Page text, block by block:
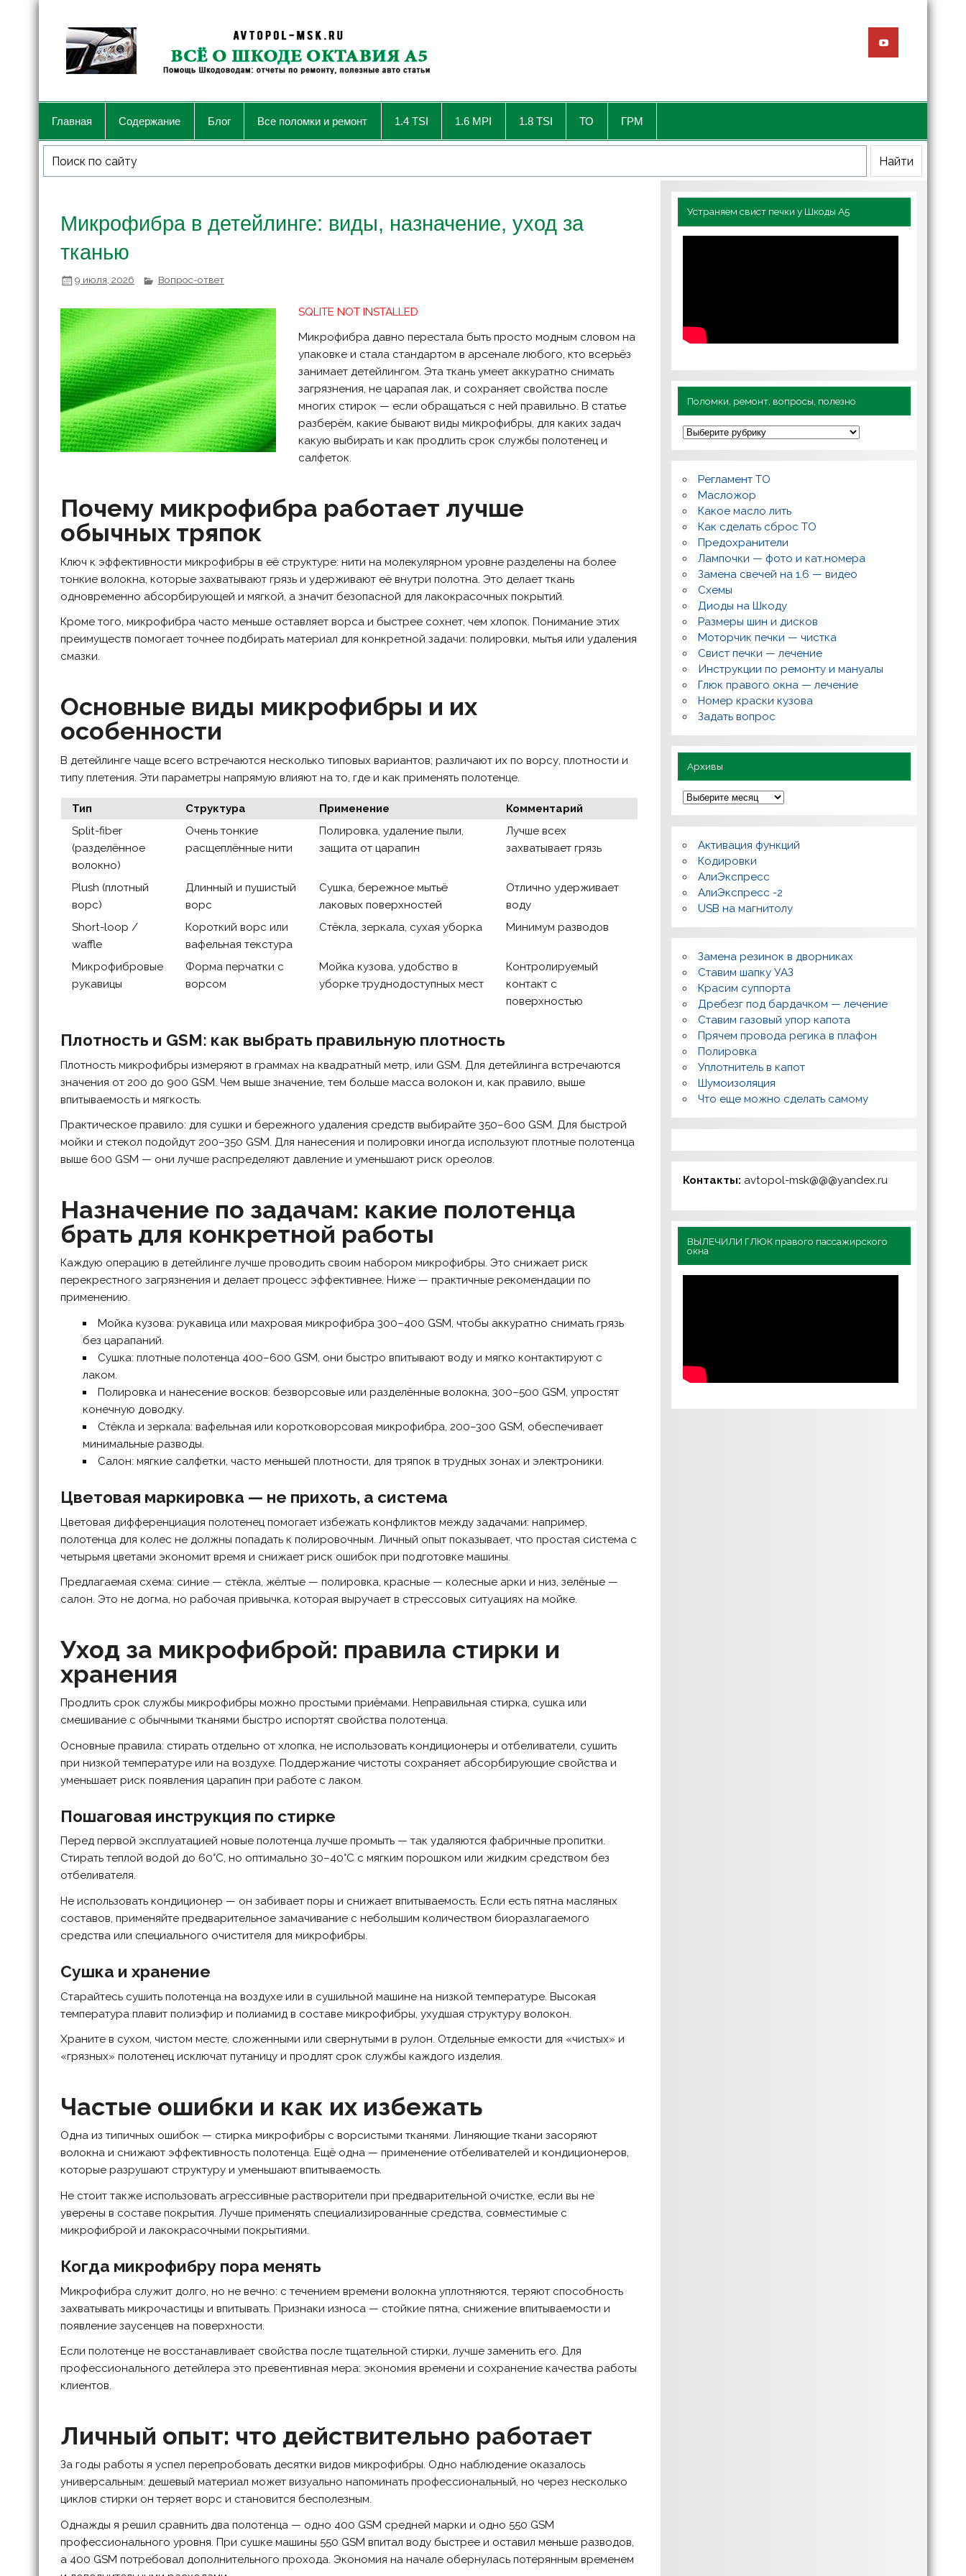
Главная Содержание Блог Все поломки и ремонт 1.4 TSI 1.6 MPI 1.8 TSI ТО ГРМ
Микрофибра в детейлинге: виды, назначение, уход за
тканью
9 июля, 2026 Вопрос-ответ
SQLITE NOT INSTALLED
Микрофибра давно перестала быть просто модным словом на
упаковке и стала стандартом в арсенале любого, кто всерьёз
занимает детейлингом. Эта ткань умеет аккуратно снимать
загрязнения, не царапая лак, и сохраняет свойства после
многих стирок — если обращаться с ней правильно. В статье
разберём, какие бывают виды микрофибры, для каких задач
какую выбирать и как продлить срок службы полотенец и
салфеток.
Почему микрофибра работает лучше
обычных тряпок
Ключ к эффективности микрофибры в её структуре: нити на молекулярном уровне разделены на более
тонкие волокна, которые захватывают грязь и удерживают её внутри полотна. Это делает ткань
одновременно абсорбирующей и мягкой, а значит безопасной для лакокрасочных покрытий.
Кроме того, микрофибра часто меньше оставляет ворса и быстрее сохнет, чем хлопок. Понимание этих
преимуществ помогает точнее подбирать материал для конкретной задачи: полировки, мытья или удаления
смазки.
Основные виды микрофибры и их
особенности
В детейлинге чаще всего встречаются несколько типовых вариантов; различают их по ворсу, плотности и
типу плетения. Эти параметры напрямую влияют на то, где и как применять полотенце.
Тип Структура Применение
Комментарий
Split-fiber
(разделённое
волокно)
Очень тонкие
расщеплённые нити
Полировка, удаление пыли,
защита от царапин
Лучше всех
захватывает грязь
Plush (плотный
ворс)
Длинный и пушистый
ворс
Сушка, бережное мытьё
лаковых поверхностей
Отлично удерживает
воду
Short-loop /
waffle
Короткий ворс или
вафельная текстура
Стёкла, зеркала, сухая уборка Минимум разводов
Микрофибровые
рукавицы
Форма перчатки с
ворсом
Мойка кузова, удобство в
уборке труднодоступных мест
Контролируемый
контакт с
поверхностью
Плотность и GSM: как выбрать правильную плотность
Плотность микрофибры измеряют в граммах на квадратный метр, или GSM. Для детейлинга встречаются
значения от 200 до 900 GSM. Чем выше значение, тем больше масса волокон и, как правило, выше
впитываемость и мягкость.
Практическое правило: для сушки и бережного удаления средств выбирайте 350–600 GSM. Для быстрой
мойки и стекол подойдут 200–350 GSM. Для нанесения и полировки иногда используют плотные полотенца
выше 600 GSM — они лучше распределяют давление и уменьшают риск ореолов.
Назначение по задачам: какие полотенца
брать для конкретной работы
Каждую операцию в детейлинге лучше проводить своим набором микрофибры. Это снижает риск
перекрестного загрязнения и делает процесс эффективнее. Ниже — практичные рекомендации по
применению.
Мойка кузова: рукавицa или махровая микрофибра 300–400 GSM, чтобы аккуратно снимать грязь
без царапаний.
Сушка: плотные полотенца 400–600 GSM, они быстро впитывают воду и мягко контактируют с
лаком.
Полировка и нанесение восков: безворсовые или разделённые волокна, 300–500 GSM, упростят
конечную доводку.
Стёкла и зеркала: вафельная или коротковорсовая микрофибра, 200–300 GSM, обеспечивает
минимальные разводы.
Салон: мягкие салфетки, часто меньшей плотности, для тряпок в трудных зонах и электроники.
Цветовая маркировка — не прихоть, а система
Цветовая дифференциация полотенец помогает избежать конфликтов между задачами: например,
полотенца для колес не должны попадать к полировочным. Личный опыт показывает, что простая система с
четырьмя цветами экономит время и снижает риск ошибок при подготовке машины.
Предлагаемая схема: синие — стёкла, жёлтые — полировка, красные — колесные арки и низ, зелёные —
салон. Это не догма, но рабочая привычка, которая выручает в стрессовых ситуациях на мойке.
Уход за микрофиброй: правила стирки и
хранения
Продлить срок службы микрофибры можно простыми приёмами. Неправильная стирка, сушка или
смешивание с обычными тканями быстро испортят свойства полотенца.
Основные правила: стирать отдельно от хлопка, не использовать кондиционеры и отбеливатели, сушить
при низкой температуре или на воздухе. Поддержание чистоты сохраняет абсорбирующие свойства и
уменьшает риск появления царапин при работе с лаком.
Пошаговая инструкция по стирке
Перед первой эксплуатацией новые полотенца лучше промыть — так удаляются фабричные пропитки.
Стирать теплой водой до 60°C, но оптимально 30–40°C с мягким порошком или жидким средством без
отбеливателя.
Не использовать кондиционер — он забивает поры и снижает впитываемость. Если есть пятна масляных
составов, применяйте предварительное замачивание с небольшим количеством биоразлагаемого
средства или специального очистителя для микрофибры.
Сушка и хранение
Старайтесь сушить полотенца на воздухе или в сушильной машине на низкой температуре. Высокая
температура плавит полиэфир и полиамид в составе микрофибры, ухудшая структуру волокон.
Храните в сухом, чистом месте, сложенными или свернутыми в рулон. Отдельные емкости для «чистых» и
«грязных» полотенец исключат путаницу и продлят срок службы каждого изделия.
Частые ошибки и как их избежать
Одна из типичных ошибок — стирка микрофибры с ворсистыми тканями. Линяющие ткани засоряют
волокна и снижают эффективность полотенца. Ещё одна — применение отбеливателей и кондиционеров,
которые разрушают структуру и уменьшают впитываемость.
Не стоит также использовать агрессивные растворители при предварительной очистке, если вы не
уверены в составе покрытия. Лучше применять специализированные средства, совместимые с
микрофиброй и лакокрасочными покрытиями.
Когда микрофибру пора менять
Микрофибра служит долго, но не вечно: с течением времени волокна уплотняются, теряют способность
захватывать микрочастицы и впитывать. Признаки износа — стойкие пятна, снижение впитываемости и
появление заусенцев на поверхности.
Если полотенце не восстанавливает свойства после тщательной стирки, лучше заменить его. Для
профессионального детейлера это превентивная мера: экономия времени и сохранение качества работы
клиентов.
Личный опыт: что действительно работает
За годы работы я успел перепробовать десятки видов микрофибры. Одно наблюдение оказалось
универсальным: дешевый материал может визуально напоминать профессиональный, но через несколько
циклов стирки он теряет ворс и становится бесполезным.
Однажды я решил сравнить два полотенца — одно 400 GSM средней марки и одно 550 GSM
профессионального уровня. При сушке машины 550 GSM впитал воду быстрее и оставил меньше разводов,
а 400 GSM потребовал дополнительного прохода. Экономия на начале обернулась потерянным временем
Устраняем свист печки у Шкоды А5
Поломки, ремонт, вопросы, полезно
П
о
л
о
к
и
р
е
м
о
н
т
,
в
о
р
о
ы
,
о
л
з
Регламент ТО
Масложор
Какое масло лить
Как сделать сброс ТО
Предохранители
Лампочки — фото и кат.номера
Замена свечей на 1.6 — видео
Схемы
Диоды на Шкоду
Размеры шин и дисков
Моторчик печки — чистка
Свист печки — лечение
Инструкции по ремонту и мануалы
Глюк правого окна — лечение
Номер краски кузова
Задать вопрос
Архивы
А
р
х
и
ы
Активация функций
Кодировки
АлиЭкспресс
АлиЭкспресс -2
USB на магнитолу
Замена резинок в дворниках
Ставим шапку УАЗ
Красим суппорта
Дребезг под бардачком — лечение
Ставим газовый упор капота
Прячем провода регика в плафон
Полировка
Уплотнитель в капот
Шумоизоляция
Что еще можно сделать самому
Контакты: avtopol-msk@@@yandex.ru
ВЫЛЕЧИЛИ ГЛЮК правого пассажирского
окна